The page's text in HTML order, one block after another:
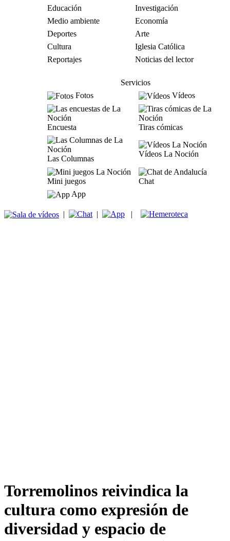
Educación
Investigación
Medio ambiente
Economía
Deportes
Arte
Cultura
Iglesia Católica
Reportajes
Noticias del lector
Servicios
Fotos
Vídeos
Encuesta Tiras cómicas
Las Columnas
Vídeos La Noción
Mini juegos
Chat
App
| | |
Torremolinos reivindica la
cultura como expresión de
diversidad y espacio de